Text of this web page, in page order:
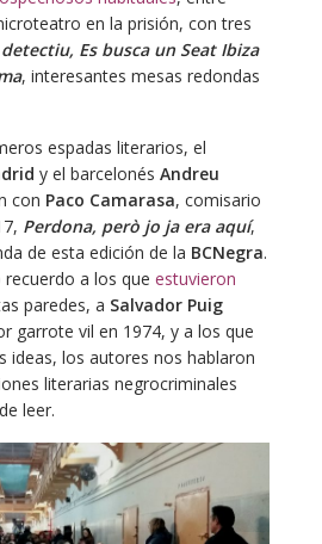
en la prisión, con tres
detectiu, Es busca un Seat Ibiza
, interesantes mesas redondas
espadas literarios, el
y el barcelonés Andreu
con Paco Camarasa, comisario
Perdona, però jo ja era aquí,
de esta edición de la BCNegra.
a los que estuvieron
paredes, a Salvador Puig
garrote vil en 1974, y a los que
ideas, los autores nos hablaron
literarias negrocriminales
leer.